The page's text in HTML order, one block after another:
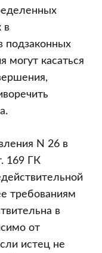
в
подзаконных
могут касаться
N 26 в
169 ГК
требованиям
в
от
истец не